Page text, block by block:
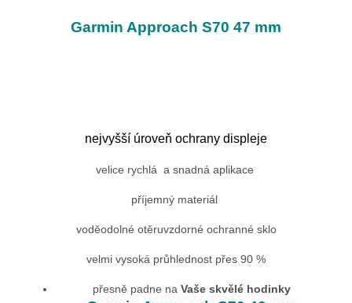
Garmin Approach S70 47 mm
nejvyšší úroveň ochrany displeje
velice rychlá a snadná aplikace
příjemný materiál
voděodolné otěruvzdorné ochranné sklo
velmi vysoká průhlednost přes 90 %
přesně padne na Vaše skvělé hodinky